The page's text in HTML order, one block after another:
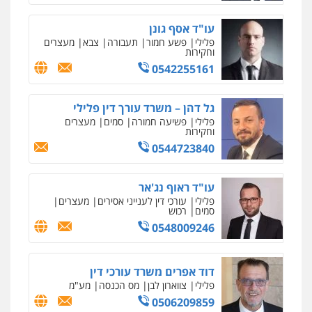
0542255161
גל דהן – משרד עורך דין פלילי
0544723840
עו"ד ראוף נג'אר
0548009246
דוד אפרים משרד עורכי דין
פלילי צווארון לבן מס הכנסה מע"מ
עדי כרמלי – חברת עו"ד